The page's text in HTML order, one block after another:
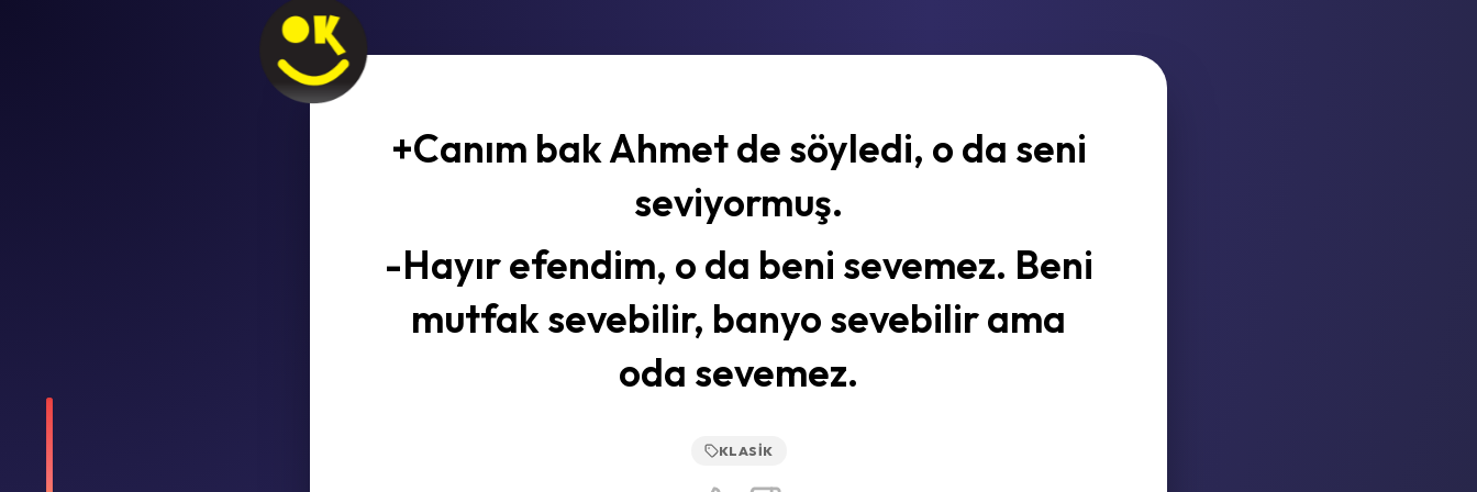
+Canım bak Ahmet de söyledi, o da seni
seviyormuş.
-Hayır efendim, o da beni sevemez. Beni
mutfak sevebilir, banyo sevebilir ama
oda sevemez.
KLASIK